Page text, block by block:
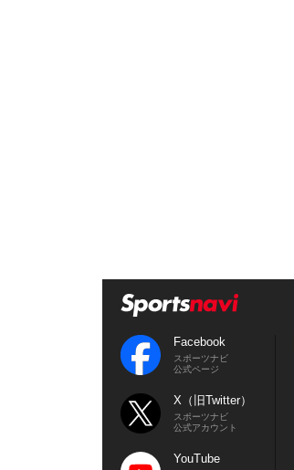
Facebook
スポーツナビ
公式ページ
X（旧Twitter）
スポーツナビ
公式アカウント
YouTube